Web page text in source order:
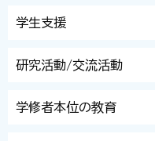
学生支援
研究活動/交流活動
学修者本位の教育